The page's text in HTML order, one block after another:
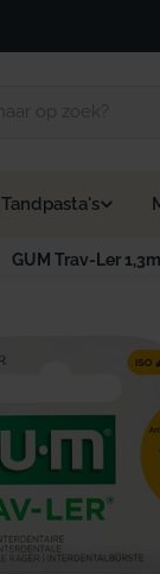
Tandpasta's
GUM Trav-Ler